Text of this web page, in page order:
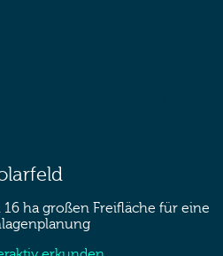
ha großen Freifläche für eine